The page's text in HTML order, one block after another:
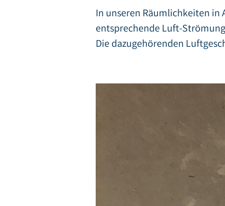
In unseren Räumlichkeiten
entsprechende Luft-
Die dazugehörenden